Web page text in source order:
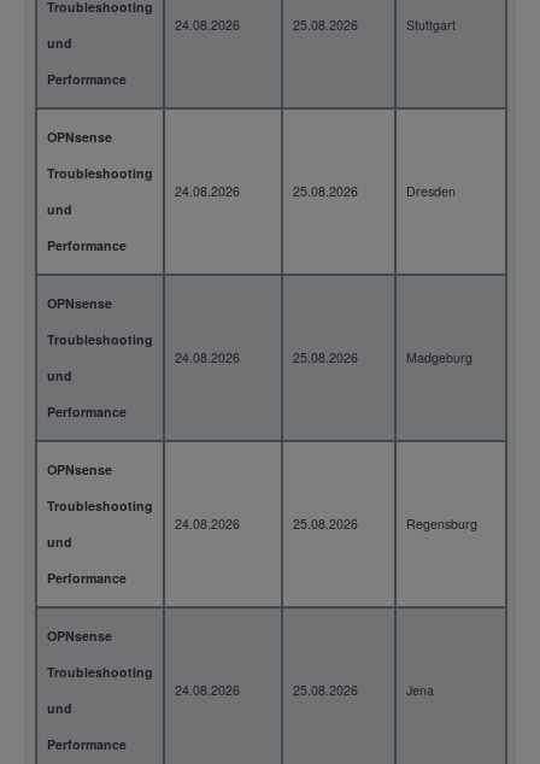
Troubleshooting
und
Performance
24.08.2026 25.08.2026 Stuttgart
OPNsense
Troubleshooting
und
Performance
24.08.2026 25.08.2026 Dresden
OPNsense
Troubleshooting
und
Performance
24.08.2026 25.08.2026 Madgeburg
OPNsense
Troubleshooting
und
Performance
24.08.2026 25.08.2026 Regensburg
OPNsense
Troubleshooting
und
Performance
24.08.2026 25.08.2026 Jena